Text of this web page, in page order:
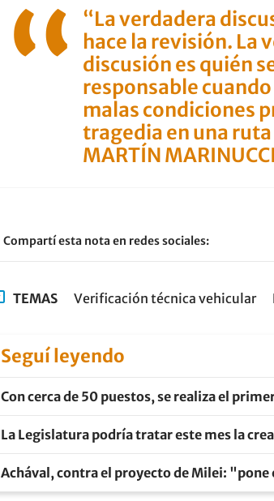
“La verdadera
hace la revisión. La
discusión es quién
responsable
malas condiciones
tragedia en una
MARTÍN MARINUCCI
Compartí esta nota en redes sociales:
TEMAS Verificación técnica vehicular
Seguí leyendo
Con cerca de 50 puestos, se realiza el
La Legislatura podría tratar este mes la
Achával, contra el proyecto de Milei: